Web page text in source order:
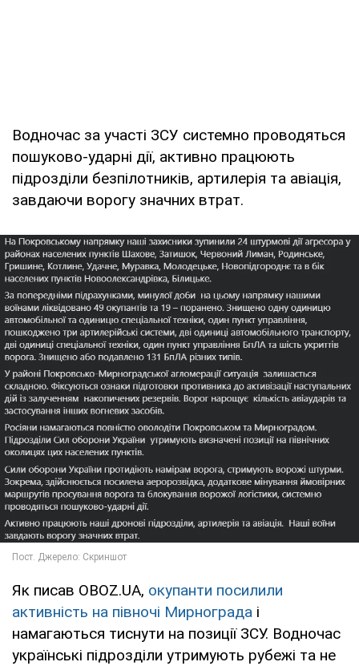
Водночас за участі ЗСУ системно проводяться
пошуково-ударні дії, активно працюють
підрозділи безпілотників, артилерія та авіація,
завдаючи ворогу значних втрат.
Як писав OBOZ.UA, окупанти посилили
активність на півночі Мирнограда і
намагаються тиснути на позиції ЗСУ. Водночас
українські підрозділи утримують рубежі та не